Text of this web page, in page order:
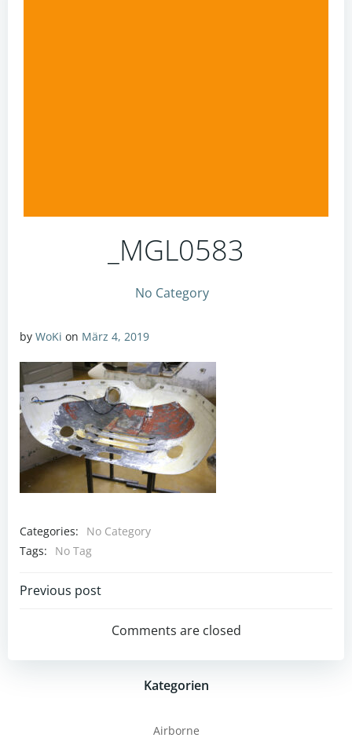
_MGL0583
No Category
by WoKi on März 4, 2019
Categories:
No Category
Tags:
No Tag
Post
navigation
Previous post
Comments are closed
Kategorien
Airborne